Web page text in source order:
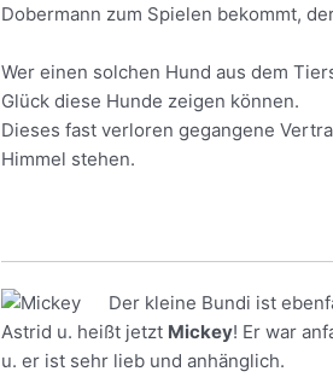
Dobermann zum Spielen bekommt,
Wer einen solchen Hund aus dem
Glück diese Hunde zeigen können.
Dieses fast verloren gegangene
Himmel stehen.
Der kleine Bundi ist
Astrid u. heißt jetzt Mickey! Er war
u. er ist sehr lieb und anhänglich.